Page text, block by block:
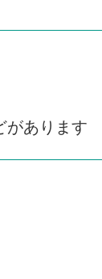
があります